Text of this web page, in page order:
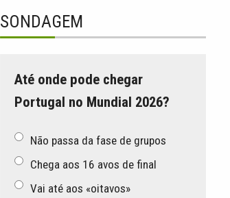
SONDAGEM
Até onde pode chegar
Portugal no Mundial 2026?
Não passa da fase de grupos
Chega aos 16 avos de final
Vai até aos «oitavos»